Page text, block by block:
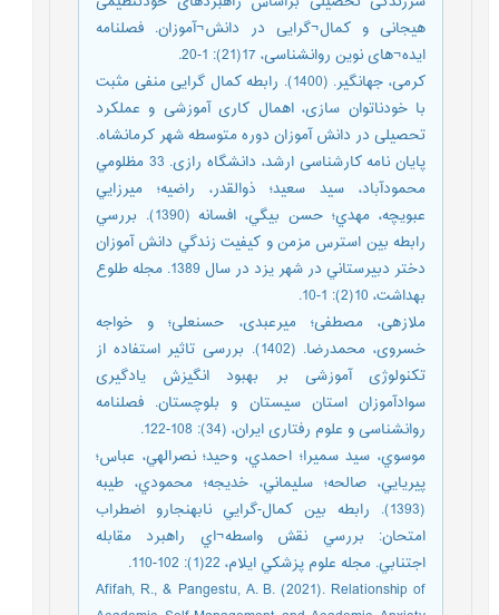
هیجانی و کمال¬گرایی در دانش¬آموزان. فصلنامه
ایده¬های نوین روانشناسی، 17(21): 1-20.
کرمی، جهانگیر. (1400). رابطه کمال گرایی منفی مثبت
با خودناتوان سازی، اهمال کاری آموزشی و عملکرد
تحصیلی در دانش آموزان دوره متوسطه شهر کرمانشاه.
پایان نامه کارشناسی ارشد، دانشگاه رازی. 33 مظلومي
محمودآباد، سيد سعيد؛ ذوالقدر، راضيه؛ ميرزايي
عبويچه، مهدي؛ حسن بيگي، افسانه (1390). بررسي
رابطه بين استرس مزمن و كيفيت زندگي دانش آموزان
دختر دبيرستاني در شهر يزد در سال 1389. مجله طلوع
بهداشت، 10(2): 1-10.
ملازهی، مصطفی؛ میرعبدی، حسنعلی؛ و خواجه
خسروی، محمدرضا. (1402). بررسی تاثیر استفاده از
تکنولوژی آموزشی بر بهبود انگیزش یادگیری
سوادآموزان استان سیستان و بلوچستان. فصلنامه
روانشناسی و علوم رفتاری ایران، (34): 108-122.
موسوي، سيد سميرا؛ احمدي، وحيد؛ نصرالهي، عباس؛
پيريايي، صالحه؛ سليماني، خديجه؛ محمودي، طيبه
(1393). رابطه بين كمال-گرايي نابهنجارو اضطراب
امتحان: بررسي نقش واسطه¬اي راهبرد مقابله
اجتنابي. مجله علوم پزشكي ايلام، 22(1): 102-110.
Afifah, R., & Pangestu, A. B. (2021). Relationship of